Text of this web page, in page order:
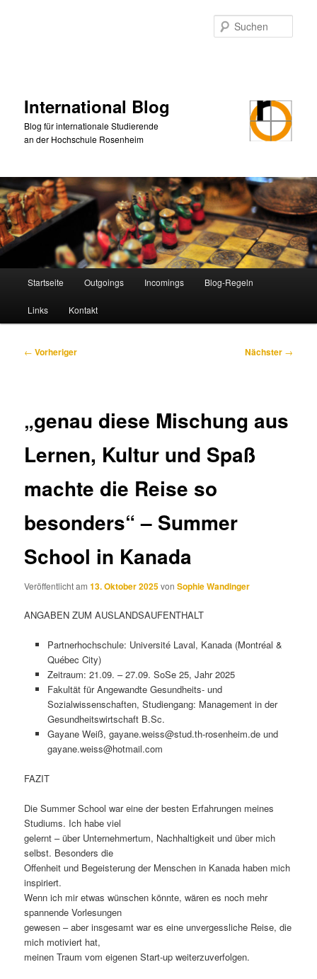
International Blog
Blog für internationale Studierende
an der Hochschule Rosenheim
Startseite Outgoings Incomings Blog-Regeln
Links Kontakt
Beitragsnavigation
← Vorheriger Nächster →
„genau diese Mischung aus
Lernen, Kultur und Spaß
machte die Reise so
besonders“ – Summer
School in Kanada
Veröffentlicht am13. Oktober 2025vonSophie Wandinger
ANGABEN ZUM AUSLANDSAUFENTHALT
Partnerhochschule: Université Laval, Kanada (Montréal &
Québec City)
Zeitraum: 21.09. – 27.09. SoSe 25, Jahr 2025
Fakultät für Angewandte Gesundheits- und
Sozialwissenschaften, Studiengang: Management in der
Gesundheitswirtschaft B.Sc.
Gayane Weiß, gayane.weiss@stud.th-rosenheim.de und
gayane.weiss@hotmail.com
FAZIT
Die Summer School war eine der besten Erfahrungen meines
Studiums. Ich habe viel
gelernt – über Unternehmertum, Nachhaltigkeit und über mich
selbst. Besonders die
Offenheit und Begeisterung der Menschen in Kanada haben mich
inspiriert.
Wenn ich mir etwas wünschen könnte, wären es noch mehr
spannende Vorlesungen
gewesen – aber insgesamt war es eine unvergessliche Reise, die
mich motiviert hat,
meinen Traum vom eigenen Start-up weiterzuverfolgen.